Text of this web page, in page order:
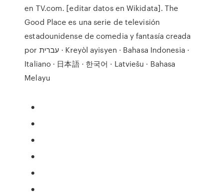
en TV.com. [editar datos en Wikidata]. The
Good Place es una serie de televisión
estadounidense de comedia y fantasía creada
por עברית · Kreyòl ayisyen · Bahasa Indonesia ·
Italiano · 日本語 · 한국어 · Latviešu · Bahasa
Melayu